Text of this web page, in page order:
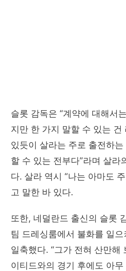
슬롯 감독은 “계약에 대해서
지만 한 가지 말할 수 있는 건
있듯이 살라는 주로 출전하
할 수 있는 전부다”라며 살라
다. 살라 역시 “나는 아마도
고 말한 바 있다.
또한, 네덜란드 출신의 슬롯
팀 드레싱룸에서 불화를 일
일축했다. “그가 전혀 산만해
이티드와의 경기 후에도 아